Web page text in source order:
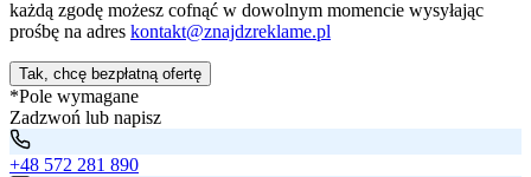
każdą zgodę możesz cofnąć w dowolnym momencie wysyłając
prośbę na adres kontakt@znajdzreklame.pl
Tak, chcę bezpłatną ofertę
*Pole wymagane
Zadzwoń lub napisz
+48 572 281 890